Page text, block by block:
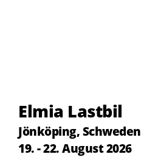
Elmia Lastbil
Jönköping, Schweden
19. - 22. August 2026